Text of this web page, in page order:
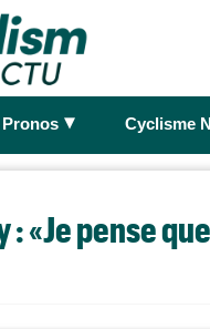
Pronos ► Cyclisme
«Je pense